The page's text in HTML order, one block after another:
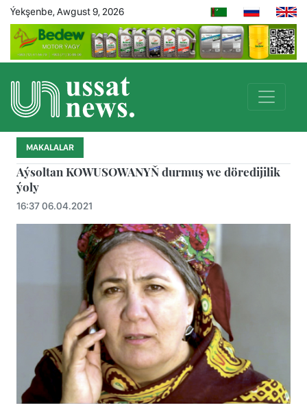
Ýekşenbe, Awgust 9, 2026
MAKALALAR
Aýsoltan KOWUSOWANYŇ durmuş we döredijilik
ýoly
16:37 06.04.2021